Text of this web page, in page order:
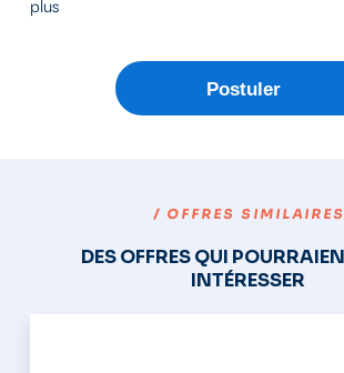
plus
/ OFFRES SIMILAIRES
DES OFFRES QUI
INTÉRESSER